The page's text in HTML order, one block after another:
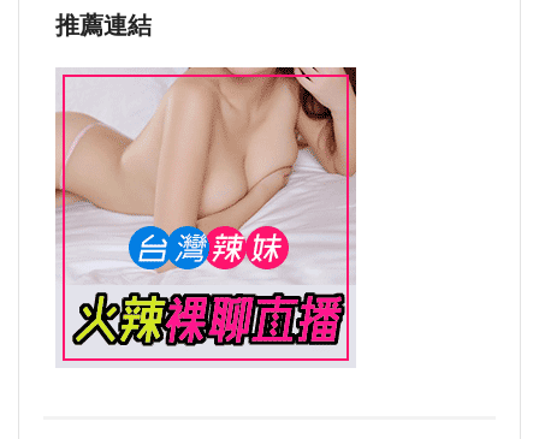
推薦連結